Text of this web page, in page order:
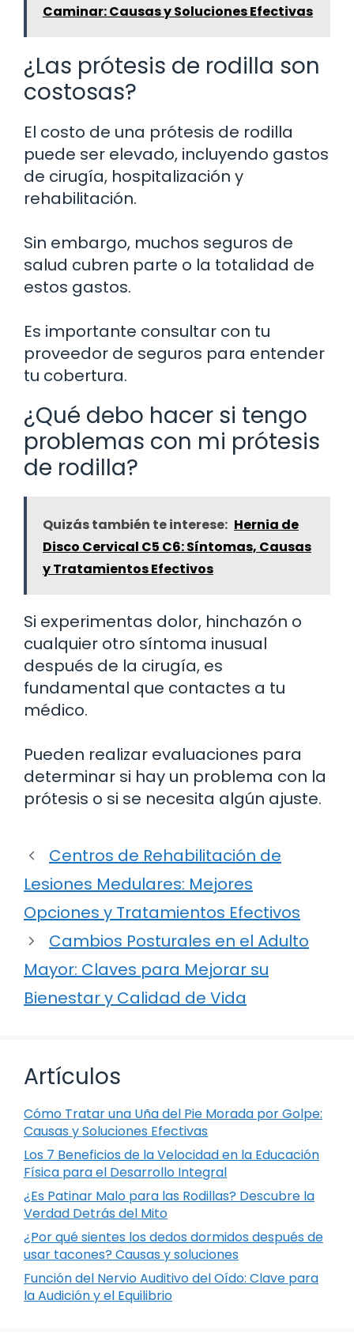
Caminar: Causas y Soluciones Efectivas
¿Las prótesis de rodilla son
costosas?
El costo de una prótesis de rodilla
puede ser elevado, incluyendo gastos
de cirugía, hospitalización y
rehabilitación.
Sin embargo, muchos seguros de
salud cubren parte o la totalidad de
estos gastos.
Es importante consultar con tu
proveedor de seguros para entender
tu cobertura.
¿Qué debo hacer si tengo
problemas con mi prótesis
de rodilla?
Quizás también te interese: Hernia de
Disco Cervical C5 C6: Síntomas, Causas
y Tratamientos Efectivos
Si experimentas dolor, hinchazón o
cualquier otro síntoma inusual
después de la cirugía, es
fundamental que contactes a tu
médico.
Pueden realizar evaluaciones para
determinar si hay un problema con la
prótesis o si se necesita algún ajuste.
Centros de Rehabilitación de
Lesiones Medulares: Mejores
Opciones y Tratamientos Efectivos
Cambios Posturales en el Adulto
Mayor: Claves para Mejorar su
Bienestar y Calidad de Vida
Artículos
Cómo Tratar una Uña del Pie Morada por Golpe:
Causas y Soluciones Efectivas
Los 7 Beneficios de la Velocidad en la Educación
Física para el Desarrollo Integral
¿Es Patinar Malo para las Rodillas? Descubre la
Verdad Detrás del Mito
¿Por qué sientes los dedos dormidos después de
usar tacones? Causas y soluciones
Función del Nervio Auditivo del Oído: Clave para
la Audición y el Equilibrio